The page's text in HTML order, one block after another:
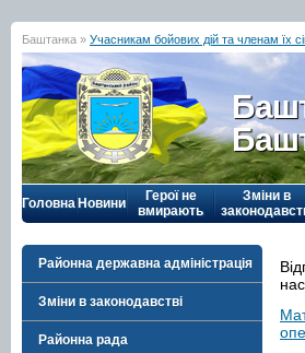
Баштанка » Учасникам бойових дій та членам їх
Головна Новини
Герої не
вмирають
Зміни в
Районна державна адміністрація
Зміни в законодавстві
Районна рада